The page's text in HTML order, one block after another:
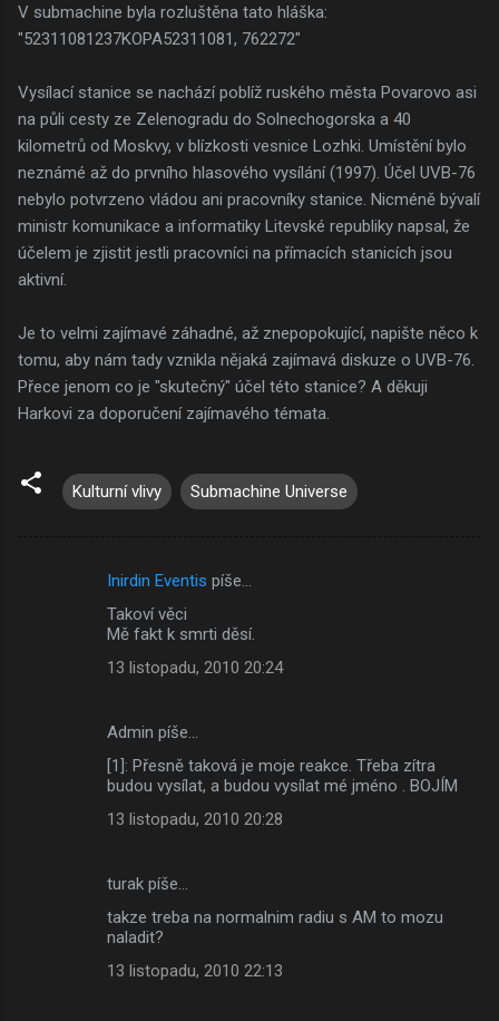
V submachine byla rozluštěna tato hláška:
"52311081237KOPA52311081, 762272"
Vysílací stanice se nachází poblíž ruského města Povarovo asi
na půli cesty ze Zelenogradu do Solnechogorska a 40
kilometrů od Moskvy, v blízkosti vesnice Lozhki. Umístění bylo
neznámé až do prvního hlasového vysílání (1997). Účel UVB-76
nebylo potvrzeno vládou ani pracovníky stanice. Nicméně bývalí
ministr komunikace a informatiky Litevské republiky napsal, že
účelem je zjistit jestli pracovníci na přímacích stanicích jsou
aktivní.
Je to velmi zajímavé záhadné, až znepopokující, napište něco k
tomu, aby nám tady vznikla nějaká zajímavá diskuze o UVB-76.
Přece jenom co je "skutečný" účel této stanice? A děkuji
Harkovi za doporučení zajímavého témata.
Kulturní vlivy Submachine Universe
Inirdin Eventis píše…
Takoví věci
Mě fakt k smrti děsí.
13 listopadu, 2010 20:24
Admin píše…
[1]: Přesně taková je moje reakce. Třeba zítra
budou vysílat, a budou vysílat mé jméno . BOJÍM
13 listopadu, 2010 20:28
turak píše…
takze treba na normalnim radiu s AM to mozu
naladit?
13 listopadu, 2010 22:13